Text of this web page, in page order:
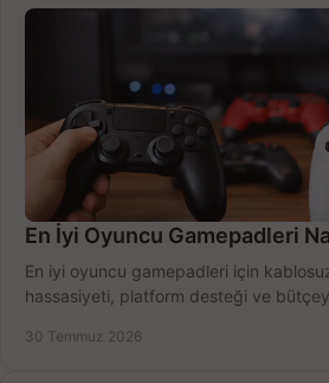
En İyi Oyuncu Gamepadleri
En iyi oyuncu gamepadleri için
hassasiyeti, platform desteği ve
30 Temmuz 2026